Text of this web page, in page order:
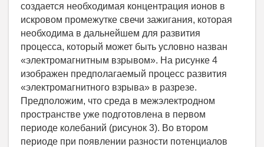
создается необходимая концентрация ионов в
искровом промежутке свечи зажигания, которая
необходима в дальнейшем для развития
процесса, который может быть условно назван
«электромагнитным взрывом». На рисунке 4
изображен предполагаемый процесс развития
«электромагнитного взрыва» в разрезе.
Предположим, что среда в межэлектродном
пространстве уже подготовлена в первом
периоде колебаний (рисунок 3). Во втором
периоде при появлении разности потенциалов